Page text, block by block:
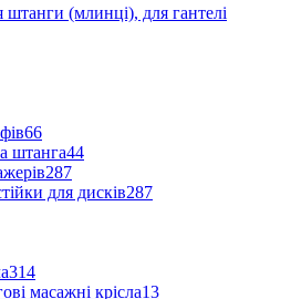
(млинці), для гантелі
66
штанга44
287
для дисків287
314
масажні крісла13